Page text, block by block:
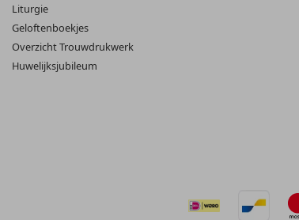
Liturgie
Geloftenboekjes
Overzicht Trouwdrukwerk
Huwelijksjubileum